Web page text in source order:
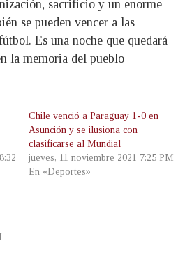
sacrificio y un enorme
se pueden vencer a las
Es una noche que quedará
la memoria del pueblo
Chile venció a Paraguay 1-0 en
Asunción y se ilusiona con
clasificarse al Mundial
jueves, 11 noviembre 2021 7:25 PM
En «Deportes»